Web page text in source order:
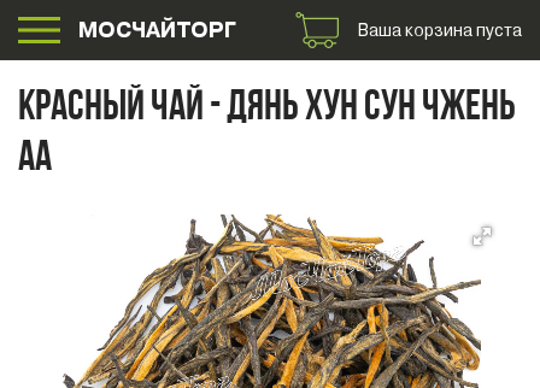
МОСЧАЙТОРГ Ваша корзина пуста
КРАСНЫЙ ЧАЙ - ДЯНЬ ХУН СУН ЧЖЕНЬ
АА